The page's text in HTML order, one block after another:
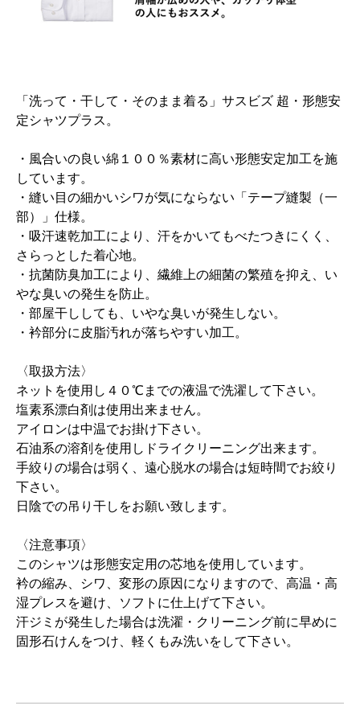
「洗って・干して・そのまま着る」サスビズ 超・形態安
定シャツプラス。
・風合いの良い綿１００％素材に高い形態安定加工を施
しています。
・縫い目の細かいシワが気にならない「テープ縫製（一
部）」仕様。
・吸汗速乾加工により、汗をかいてもべたつきにくく、
さらっとした着心地。
・抗菌防臭加工により、繊維上の細菌の繁殖を抑え、い
やな臭いの発生を防止。
・部屋干ししても、いやな臭いが発生しない。
・衿部分に皮脂汚れが落ちやすい加工。
〈取扱方法〉
ネットを使用し４０℃までの液温で洗濯して下さい。
塩素系漂白剤は使用出来ません。
アイロンは中温でお掛け下さい。
石油系の溶剤を使用しドライクリーニング出来ます。
手絞りの場合は弱く、遠心脱水の場合は短時間でお絞り
下さい。
日陰での吊り干しをお願い致します。
〈注意事項〉
このシャツは形態安定用の芯地を使用しています。
衿の縮み、シワ、変形の原因になりますので、高温・高
湿プレスを避け、ソフトに仕上げて下さい。
汗ジミが発生した場合は洗濯・クリーニング前に早めに
固形石けんをつけ、軽くもみ洗いをして下さい。